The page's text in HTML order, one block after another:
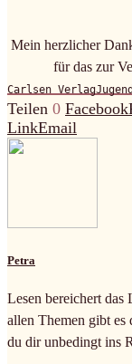
Mein herzlicher
für das zur
Carlsen Verlag
Teilen 0 Facebook
LinkEmail
Petra
Lesen bereichert das
allen Themen gibt
du dir unbedingt ins